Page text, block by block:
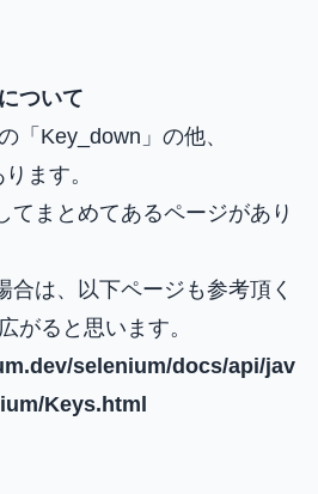
ついて
「Key_down」の他、
ます。
てまとめてあるページがあり
合は、以下ページも参考頂く
がると思います。
selenium/docs/api/jav
Keys.html